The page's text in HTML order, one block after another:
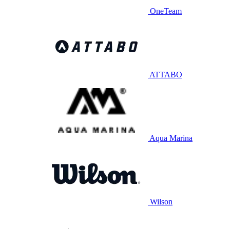
OneTeam
ATTABO
Aqua Marina
Wilson